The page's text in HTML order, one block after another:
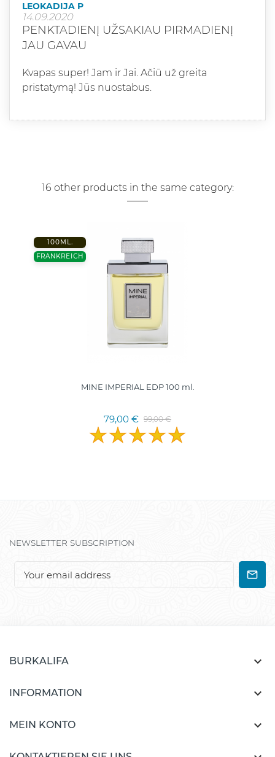
LEOKADIJA P
14.09.2020
PENKTADIENĮ UŽSAKIAU PIRMADIENĮ
JAU GAVAU
Kvapas super! Jam ir Jai. Ačiū už greita
pristatymą! Jūs nuostabus.
16 other products in the same category:
100ML.
FRANKREICH
MINE IMPERIAL EDP 100 ml.
79,00 € 99,00 €
NEWSLETTER SUBSCRIPTION
BURKALIFA 
INFORMATION 
MEIN KONTO 